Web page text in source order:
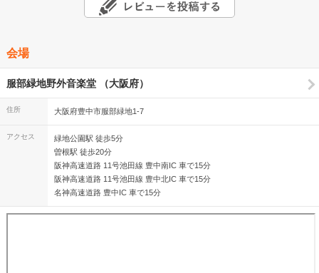
会場
服部緑地野外音楽堂 （大阪府）
住所 大阪府豊中市服部緑地1-7
アクセス
緑地公園駅 徒歩5分
曽根駅 徒歩20分
阪神高速道路 11号池田線 豊中南IC 車で15分
阪神高速道路 11号池田線 豊中北IC 車で15分
名神高速道路 豊中IC 車で15分